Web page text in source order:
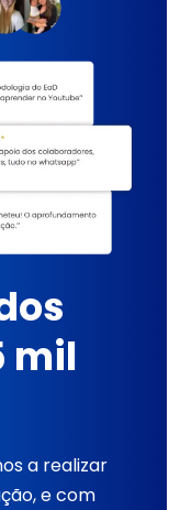
mil
a realizar
e com